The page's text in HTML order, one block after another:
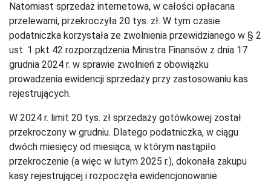
Natomiast sprzedaż internetowa, w całości opłacana
przelewami, przekroczyła 20 tys. zł. W tym czasie
podatniczka korzystała ze zwolnienia przewidzianego w § 2
ust. 1 pkt 42 rozporządzenia Ministra Finansów z dnia 17
grudnia 2024 r. w sprawie zwolnień z obowiązku
prowadzenia ewidencji sprzedaży przy zastosowaniu kas
rejestrujących.
W 2024 r. limit 20 tys. zł sprzedaży gotówkowej został
przekroczony w grudniu. Dlatego podatniczka, w ciągu
dwóch miesięcy od miesiąca, w którym nastąpiło
przekroczenie (a więc w lutym 2025 r.), dokonała zakupu
kasy rejestrującej i rozpoczęła ewidencjonowanie